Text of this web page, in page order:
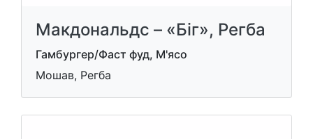
Макдональдс – «Біг», Регба
Гамбургер/Фаст фуд, М'ясо
Мошав, Регба